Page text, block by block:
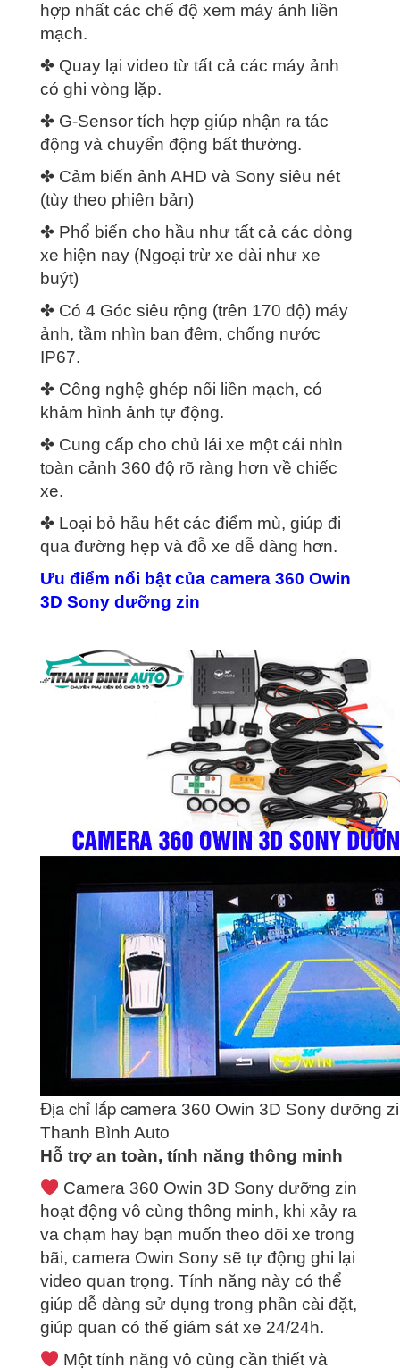
hợp nhất các chế độ xem máy ảnh liền
mạch.
✤ Quay lại video từ tất cả các máy ảnh
có ghi vòng lặp.
✤ G-Sensor tích hợp giúp nhận ra tác
động và chuyển động bất thường.
✤ Cảm biến ảnh AHD và Sony siêu nét
(tùy theo phiên bản)
✤ Phổ biến cho hầu như tất cả các dòng
xe hiện nay (Ngoại trừ xe dài như xe
buýt)
✤ Có 4 Góc siêu rộng (trên 170 độ) máy
ảnh, tầm nhìn ban đêm, chống nước
IP67.
✤ Công nghệ ghép nối liền mạch, có
khảm hình ảnh tự động.
✤ Cung cấp cho chủ lái xe một cái nhìn
toàn cảnh 360 độ rõ ràng hơn về chiếc
xe.
✤ Loại bỏ hầu hết các điểm mù, giúp đi
qua đường hẹp và đỗ xe dễ dàng hơn.
Ưu điểm nổi bật của camera 360 Owin
3D Sony dưỡng zin
Địa chỉ lắp camera 360 Owin 3D Sony dưỡng
Thanh Bình Auto
Hỗ trợ an toàn, tính năng thông minh
Camera 360 Owin 3D Sony dưỡng zin
hoạt động vô cùng thông minh, khi xảy ra
va chạm hay bạn muốn theo dõi xe trong
bãi, camera Owin Sony sẽ tự động ghi lại
video quan trọng. Tính năng này có thể
giúp dễ dàng sử dụng trong phần cài đặt,
giúp quan có thế giám sát xe 24/24h.
Một tính năng vô cùng cần thiết và